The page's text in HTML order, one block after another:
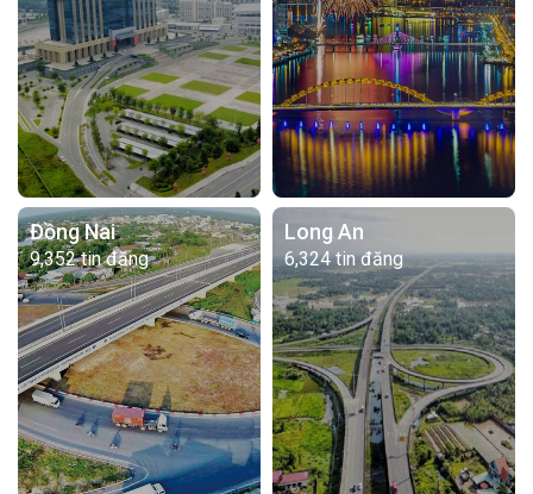
Đồng Nai
9,352 tin đăng
Long An
6,324 tin đăng